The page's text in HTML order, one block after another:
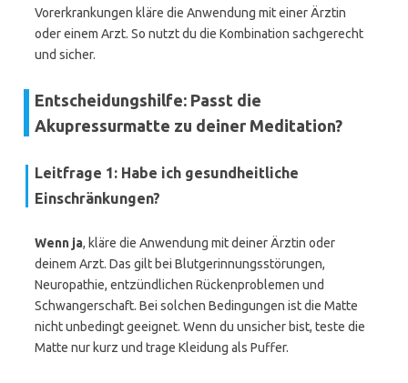
Vorerkrankungen kläre die Anwendung mit einer Ärztin
oder einem Arzt. So nutzt du die Kombination sachgerecht
und sicher.
Entscheidungshilfe: Passt die
Akupressurmatte zu deiner Meditation?
Leitfrage 1: Habe ich gesundheitliche
Einschränkungen?
Wenn ja, kläre die Anwendung mit deiner Ärztin oder
deinem Arzt. Das gilt bei Blutgerinnungsstörungen,
Neuropathie, entzündlichen Rückenproblemen und
Schwangerschaft. Bei solchen Bedingungen ist die Matte
nicht unbedingt geeignet. Wenn du unsicher bist, teste die
Matte nur kurz und trage Kleidung als Puffer.